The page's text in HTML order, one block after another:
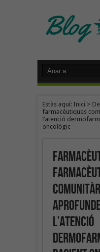
Estàs aquí: Inici >
farmacèutiques
l’atenció
oncològic
l’atenció